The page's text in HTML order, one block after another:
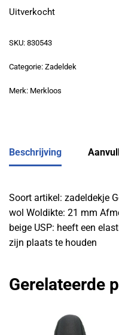
Uitverkocht
SKU: 830543
Categorie: Zadeldek
Merk: Merkloos
Beschrijving
Soort artikel: zadeldekje
wol Woldikte: 21 mm
beige USP: heeft een
zijn plaats te houden
Gerelateerde